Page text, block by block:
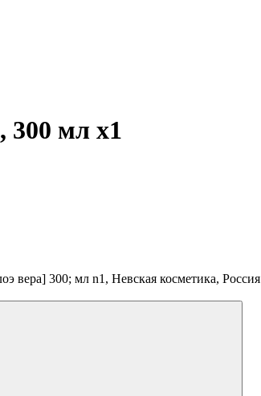
300 мл x1
вера] 300; мл n1, Невская косметика, Россия